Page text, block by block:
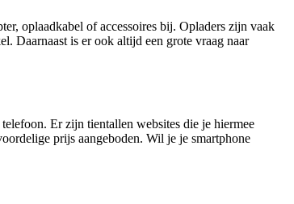
oplaadkabel of accessoires bij. Opladers zijn vaak
Daarnaast is er ook altijd een grote vraag naar
Er zijn tientallen websites die je hiermee
prijs aangeboden. Wil je je smartphone